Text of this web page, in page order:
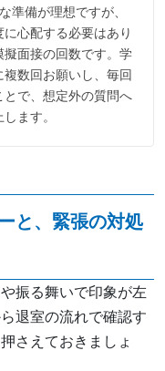
準備が理想ですが、
心配する必要はあり
擬面接の回数です。学
数回お願いし、毎回
で、想定外の質問へ
ます。
と、緊張の対処
振る舞いで印象が左
退室の流れで確認す
さえておきましょ